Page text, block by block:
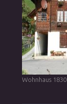
Wohnhaus 1830